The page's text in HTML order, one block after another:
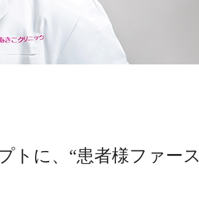
トに、“患者様ファース